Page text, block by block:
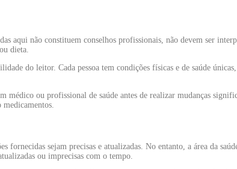
aqui não constituem conselhos profissionais, não devem ser
dieta.
do leitor. Cada pessoa tem condições físicas e de saúde
médico ou profissional de saúde antes de realizar mudanças
medicamentos.
fornecidas sejam precisas e atualizadas. No entanto, a área da
ou imprecisas com o tempo.